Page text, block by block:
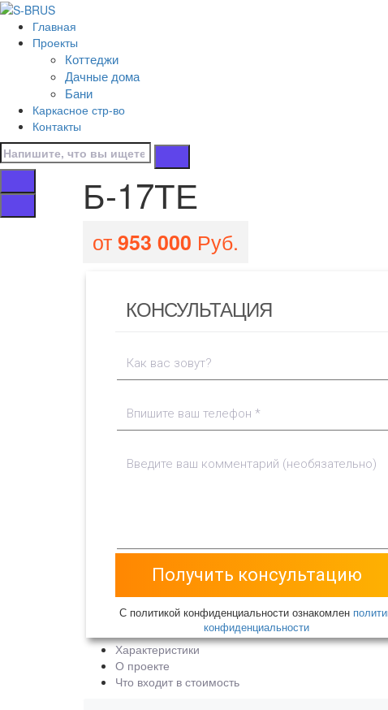
Перейти к контенту
Главная
Проекты
Коттеджи
Дачные дома
Бани
Каркасное стр-во
Контакты
Главная
/
Бани
/
Б-17ТЕ
от953 000 Руб.
КОНСУЛЬТАЦИЯ
С политикой конфиденциальности ознакомлен
конфиденциальности
Характеристики
О проекте
Что входит в стоимость